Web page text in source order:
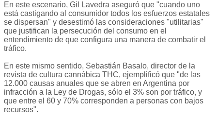
En este escenario, Gil Lavedra aseguró que "cuando uno
está castigando al consumidor todos los esfuerzos estatales
se dispersan" y desestimó las consideraciones "utilitarias"
que justifican la persecución del consumo en el
entendimiento de que configura una manera de combatir el
tráfico.
En este mismo sentido, Sebastián Basalo, director de la
revista de cultura cannábica THC, ejemplificó que "de las
12.000 causas anuales que se abren en Argentina por
infracción a la Ley de Drogas, sólo el 3% son por tráfico, y
que entre el 60 y 70% corresponden a personas con bajos
recursos".